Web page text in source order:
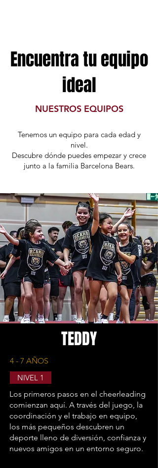
Encuentra tu equipo
ideal
NUESTROS EQUIPOS
Tenemos un equipo para cada edad y
nivel.
Descubre dónde puedes empezar y crece
junto a la familia Barcelona Bears.
TEDDY
4 - 7 AÑOS
NIVEL 1
Los primeros pasos en el cheerleading
comienzan aquí. A través del juego, la
coordinación y el trabajo en equipo,
los más pequeños descubren un
deporte lleno de diversión, confianza y
nuevos amigos en un entorno seguro.